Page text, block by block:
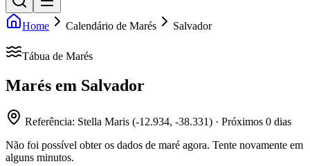
Home Calendário de Marés Salvador
Tábua de Marés
Marés em Salvador
Referência: Stella Maris (-12.934, -38.331) · Próximos 0 dias
Não foi possível obter os dados de maré agora. Tente novamente em
alguns minutos.